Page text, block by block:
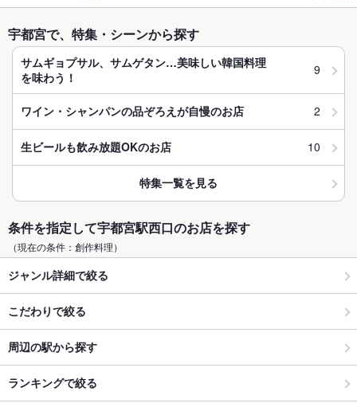
宇都宮で、特集・シーンから探す
サムギョプサル、サムゲタン…美味しい韓国料理
を味わう！
9
ワイン・シャンパンの品ぞろえが自慢のお店 2
生ビールも飲み放題OKのお店 10
特集一覧を見る
条件を指定して宇都宮駅西口のお店を探す
（現在の条件：創作料理）
ジャンル詳細で絞る
こだわりで絞る
周辺の駅から探す
ランキングで絞る